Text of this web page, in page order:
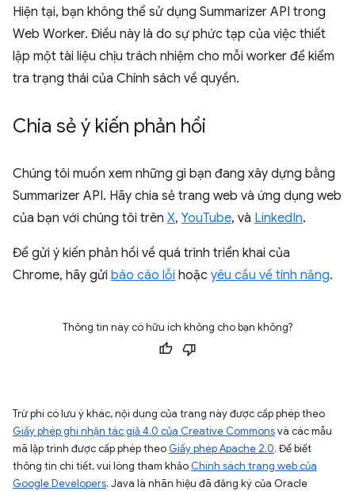
Hiện tại, bạn không thể sử dụng Summarizer API trong
Web Worker. Điều này là do sự phức tạp của việc thiết
lập một tài liệu chịu trách nhiệm cho mỗi worker để kiểm
tra trạng thái của Chính sách về quyền.
Chia sẻ ý kiến phản hồi
Chúng tôi muốn xem những gì bạn đang xây dựng bằng
Summarizer API. Hãy chia sẻ trang web và ứng dụng web
của bạn với chúng tôi trên X, YouTube, và LinkedIn.
Để gửi ý kiến phản hồi về quá trình triển khai của
Chrome, hãy gửi báo cáo lỗi hoặc yêu cầu về tính năng.
Thông tin này có hữu ích không cho bạn không?
Trừ phi có lưu ý khác, nội dung của trang này được cấp phép theo
Giấy phép ghi nhận tác giả 4.0 của Creative Commonsvà các mẫu
mã lập trình được cấp phép theo Giấy phép Apache 2.0. Để biết
thông tin chi tiết, vui lòng tham khảo Chính sách trang web của
Google Developers. Java là nhãn hiệu đã đăng ký của Oracle